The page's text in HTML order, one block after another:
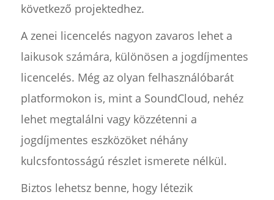
következő projektedhez.
A zenei licencelés nagyon zavaros lehet a
laikusok számára, különösen a jogdíjmentes
licencelés. Még az olyan felhasználóbarát
platformokon is, mint a SoundCloud, nehéz
lehet megtalálni vagy közzétenni a
jogdíjmentes eszközöket néhány
kulcsfontosságú részlet ismerete nélkül.
Biztos lehetsz benne, hogy létezik